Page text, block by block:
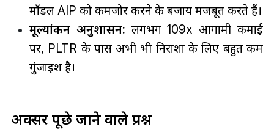
मॉडल AIP को कमजोर करने के बजाय मजबूत करते हैं।
मूल्यांकन अनुशासन: लगभग 109x आगामी कमाई
पर, PLTR के पास अभी भी निराशा के लिए बहुत कम
गुंजाइश है।
अक्सर पूछे जाने वाले प्रश्न